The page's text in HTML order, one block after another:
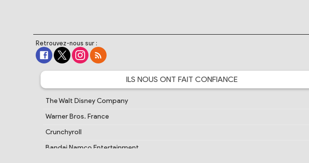
Retrouvez-nous sur :
ILS NOUS ONT FAIT CONFIANCE
The Walt Disney Company
Warner Bros. France
Crunchyroll
Bandai Namco Entertainment